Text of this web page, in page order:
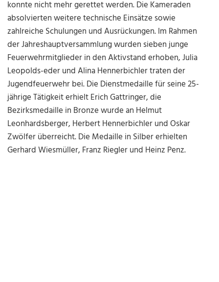
konnte nicht mehr gerettet werden. Die Kameraden
absolvierten weitere technische Einsätze sowie
zahlreiche Schulungen und Ausrückungen. Im Rahmen
der Jahreshauptversammlung wurden sieben junge
Feuerwehrmitglieder in den Aktivstand erhoben, Julia
Leopolds-eder und Alina Hennerbichler traten der
Jugendfeuerwehr bei. Die Dienstmedaille für seine 25-
jährige Tätigkeit erhielt Erich Gattringer, die
Bezirksmedaille in Bronze wurde an Helmut
Leonhardsberger, Herbert Hennerbichler und Oskar
Zwölfer überreicht. Die Medaille in Silber erhielten
Gerhard Wiesmüller, Franz Riegler und Heinz Penz.